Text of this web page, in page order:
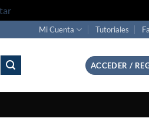
Mi Cuenta Tutoriales
ACCEDER /